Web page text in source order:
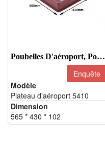
Poubelles D'aéroport, Poubelles De Sécurité D'aéroport
Enquête
Modèle
Plateau d'aéroport 5410
Dimension
565 * 430 * 102